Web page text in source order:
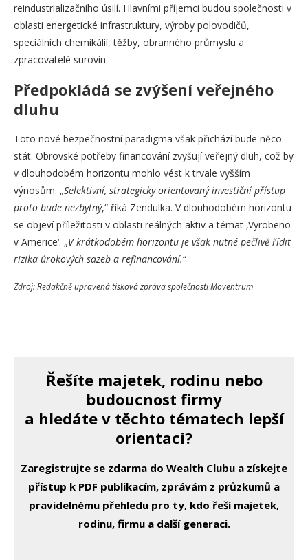
reindustrializačního úsilí. Hlavními příjemci budou společnosti v
oblasti energetické infrastruktury, výroby polovodičů,
speciálních chemikálií, těžby, obranného průmyslu a
zpracovatelé surovin.
Předpokládá se zvýšení veřejného
dluhu
Toto nové bezpečnostní paradigma však přichází bude něco
stát. Obrovské potřeby financování zvyšují veřejný dluh, což by
v dlouhodobém horizontu mohlo vést k trvale vyšším
výnosům. „Selektivní, strategicky orientovaný investiční přístup
proto bude nezbytný,“ říká Zendulka. V dlouhodobém horizontu
se objeví příležitosti v oblasti reálných aktiv a témat ‚Vyrobeno
v Americe‘. „V krátkodobém horizontu je však nutné pečlivě řídit
rizika úrokových sazeb a refinancování.“
Zdroj: Redakčně upravená tisková zpráva společnosti Moventrum
Řešíte majetek, rodinu nebo
budoucnost firmy
a hledáte v těchto tématech lepší
orientaci?
Zaregistrujte se zdarma do Wealth Clubu a získejte
přístup k PDF publikacím, zprávám z průzkumů a
pravidelnému přehledu pro ty, kdo řeší majetek,
rodinu, firmu a další generaci.